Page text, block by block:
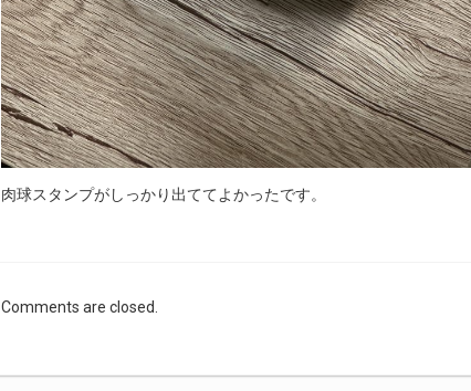
肉球スタンプがしっかり出ててよかったです。
Comments are closed.